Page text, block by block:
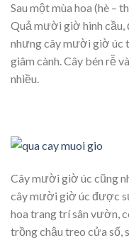
Sau một mùa hoa (hè –
Quả mười giờ hình cầu,
nhưng cây mười giờ úc
giâm cành. Cây bén rễ
nhiều.
Cây mười giờ úc cũng
cây mười giờ úc được
hoa trang trí sân vườn,
trồng chậu treo cửa sổ,